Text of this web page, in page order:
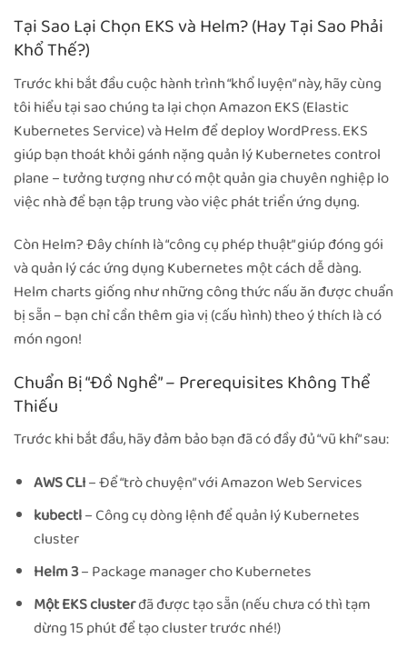
Tại Sao Lại Chọn EKS và Helm? (Hay Tại Sao Phải
Khổ Thế?)
Trước khi bắt đầu cuộc hành trình “khổ luyện” này, hãy cùng
tôi hiểu tại sao chúng ta lại chọn Amazon EKS (Elastic
Kubernetes Service) và Helm để deploy WordPress. EKS
giúp bạn thoát khỏi gánh nặng quản lý Kubernetes control
plane – tưởng tượng như có một quản gia chuyên nghiệp lo
việc nhà để bạn tập trung vào việc phát triển ứng dụng.
Còn Helm? Đây chính là “công cụ phép thuật” giúp đóng gói
và quản lý các ứng dụng Kubernetes một cách dễ dàng.
Helm charts giống như những công thức nấu ăn được chuẩn
bị sẵn – bạn chỉ cần thêm gia vị (cấu hình) theo ý thích là có
món ngon!
Chuẩn Bị “Đồ Nghề” – Prerequisites Không Thể
Thiếu
Trước khi bắt đầu, hãy đảm bảo bạn đã có đầy đủ “vũ khí” sau:
AWS CLI– Để “trò chuyện” với Amazon Web Services
kubectl– Công cụ dòng lệnh để quản lý Kubernetes
cluster
Helm 3– Package manager cho Kubernetes
Một EKS clusterđã được tạo sẵn (nếu chưa có thì tạm
dừng 15 phút để tạo cluster trước nhé!)